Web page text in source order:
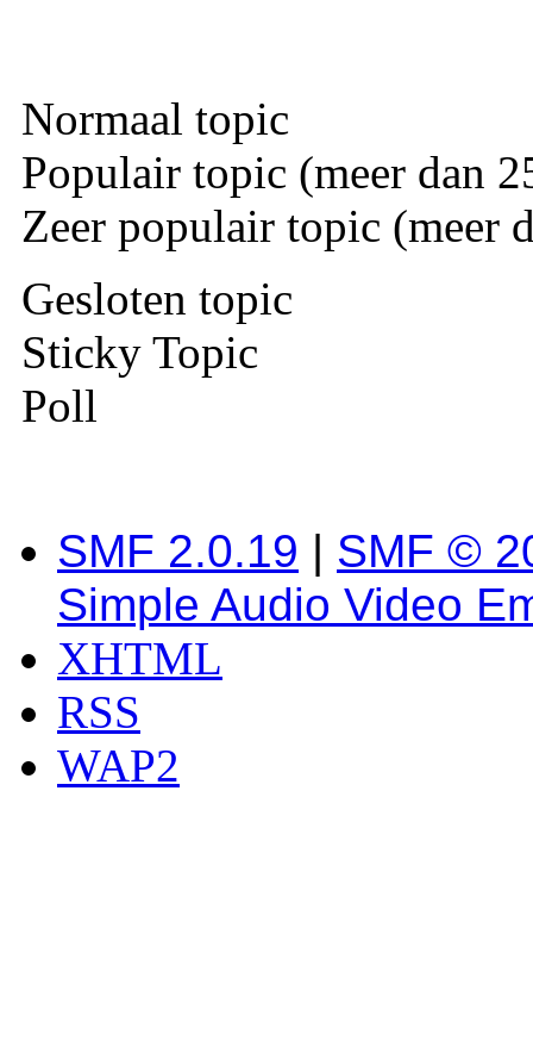
Normaal topic
Populair topic (meer dan
Zeer populair topic (meer
Gesloten topic
Sticky Topic
Poll
SMF 2.0.19 | SMF ©
Simple Audio Video
XHTML
RSS
WAP2